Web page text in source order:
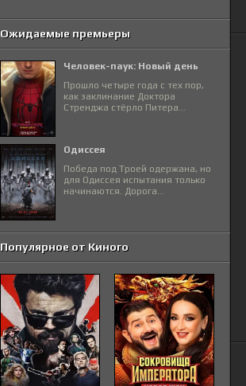
Ожидаемые премьеры
Человек-паук: Новый день
Прошло четыре года с тех пор,
как заклинание Доктора
Стренджа стёрло Питера...
Одиссея
Победа под Троей одержана, но
для Одиссея испытания только
начинаются. Дорога...
Популярное от Киного